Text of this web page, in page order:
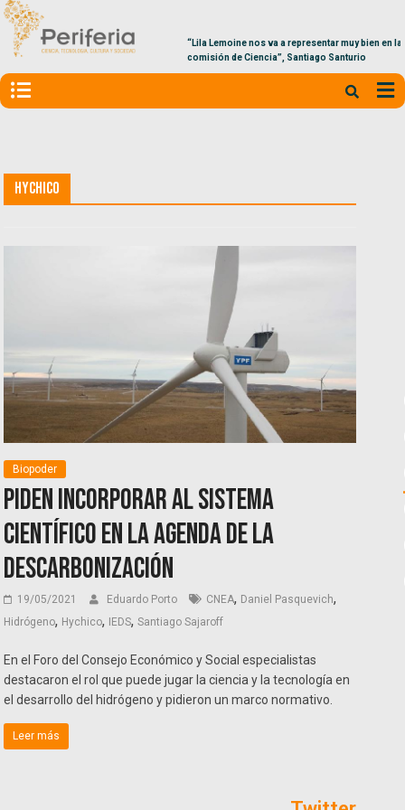
“Lila Lemoine nos va a representar muy bien en la
comisión de Ciencia”, Santiago Santurio
Hychico
Biopoder
Piden incorporar al sistema
científico en la agenda de la
descarbonización
19/05/2021 Eduardo Porto CNEA, Daniel Pasquevich,
Hidrógeno, Hychico, IEDS,Santiago Sajaroff
En el Foro del Consejo Económico y Social especialistas
destacaron el rol que puede jugar la ciencia y la tecnología en
el desarrollo del hidrógeno y pidieron un marco normativo.
Leer más